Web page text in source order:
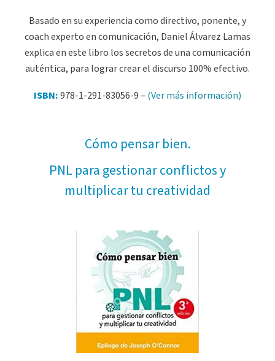
Basado en su experiencia como directivo, ponente, y
coach experto en comunicación, Daniel Álvarez Lamas
explica en este libro los secretos de una comunicación
auténtica, para lograr crear el discurso 100% efectivo.
ISBN:978-1-291-83056-9 – (Ver más información)
Cómo pensar bien.
PNL para gestionar conflictos y
multiplicar tu creatividad